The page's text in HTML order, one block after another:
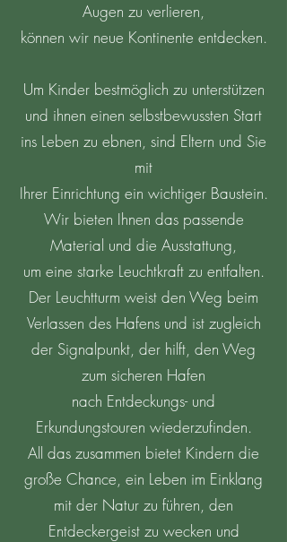
Augen zu verlieren,
können wir neue Kontinente entdecken.
Um Kinder bestmöglich zu unterstützen
und ihnen einen selbstbewussten Start
ins Leben zu ebnen, sind Eltern und Sie
mit
Ihrer Einrichtung ein wichtiger Baustein.
Wir bieten Ihnen das passende
Material und die Ausstattung,
um eine starke Leuchtkraft zu entfalten.
Der Leuchtturm weist den Weg beim
Verlassen des Hafens und ist zugleich
der Signalpunkt, der hilft, den Weg
zum sicheren Hafen
nach Entdeckungs- und
Erkundungstouren wiederzufinden.
All das zusammen bietet Kindern die
große Chance, ein Leben im Einklang
mit der Natur zu führen, den
Entdeckergeist zu wecken und